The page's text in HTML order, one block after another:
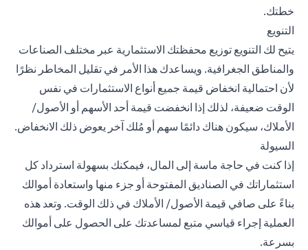
خطتك.
التنويع
يتيح لك التنويع توزيع محفظتك الاستثمارية عبر مختلف الصناعات
والمناطق الجغرافية. ويساعدك هذا الأمر في تقليل المخاطر نظرًا
لأن احتمالية انخفاض قيمة جميع أنواع الاستثمارات في نفس
الوقت ضعيفة، لذلك إذا انخفضت قيمة أحد الأسهم أو الأصول/
الأملاك، سيكون هناك دائمًا سهم أو مُلك آخر يعوض ذلك الانخفاض.
السيولة
إذا كنت في حاجة ماسة إلى المال، فيمكنك بسهولة استرداد كل
استثماراتك في الصناديق المفتوحة أو جزء منها واستعادة أموالك
بناءً على صافي قيمة الأصول/ الأملاك في ذلك الوقت. وتعد هذه
العملية إجراء قياسي متبع لمساعدتك على الحصول على أموالك
بسرعة.